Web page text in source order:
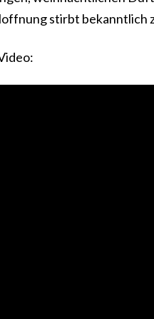
stirbt bekanntlich